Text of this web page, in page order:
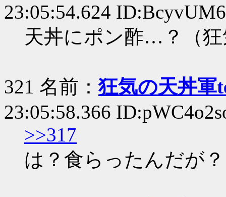
23:05:54.624
天丼にポン酢…？（狂
321 名前：狂気の天丼軍
23:05:58.366
>>317
は？食らったんだが？